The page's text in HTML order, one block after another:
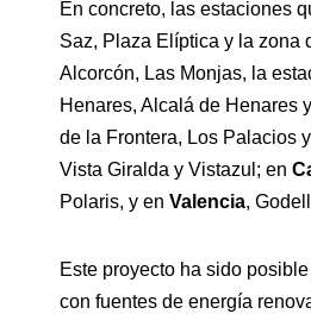
En concreto, las estaciones
Saz, Plaza Elíptica y la zona
Alcorcón, Las Monjas, la
Henares, Alcalá de Henares
de la Frontera, Los Palacios
Vista Giralda y Vistazul; en
Polaris, y en Valencia,
Este proyecto ha sido
con fuentes de energía